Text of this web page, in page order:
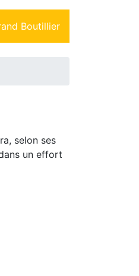
Boutillier
selon ses
un effort